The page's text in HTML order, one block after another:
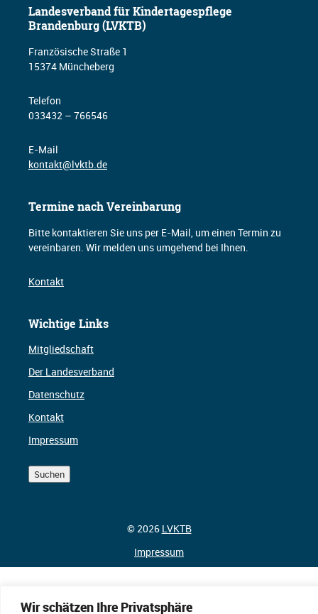
Wir schätzen Ihre Privatsphäre
Landesverband für Kindertagespflege
Brandenburg (LVKTB)
Französische Straße 1
15374 Müncheberg
Telefon
033432 – 766546
E-Mail
kontakt@lvktb.de
Termine nach Vereinbarung
Bitte kontaktieren Sie uns per E-Mail, um einen Termin zu
vereinbaren. Wir melden uns umgehend bei Ihnen.
Kontakt
Wichtige Links
Mitgliedschaft
Der Landesverband
Datenschutz
Kontakt
Impressum
Suchen
Suchen
© 2026 LVKTB
Impressum